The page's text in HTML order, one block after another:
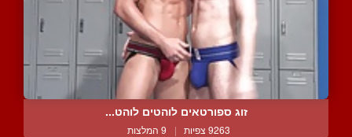
זוג ספורטאים לוהטים לוהט...
9263 צפיות | 9 המלצות